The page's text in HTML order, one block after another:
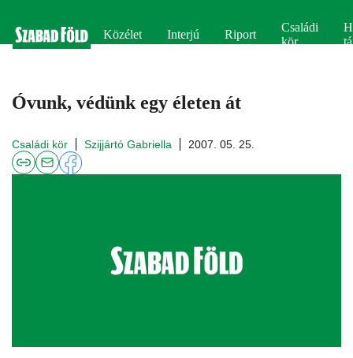
Közélet Interjú Riport
Családi
kör
Óvunk, védünk egy életen át
Családi kör Szijjártó Gabriella 2007. 05. 25.